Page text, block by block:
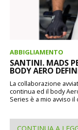
ABBIGLIAMENTO
SANTINI. MADS
BODY AERO
La collaborazione
continua ed il body
Series è a mio avviso